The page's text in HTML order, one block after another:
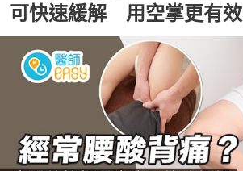
可快速緩解 用空掌更有效